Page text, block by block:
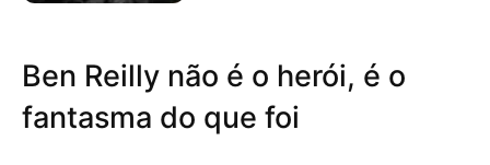
Ben Reilly não é o herói, é o
fantasma do que foi